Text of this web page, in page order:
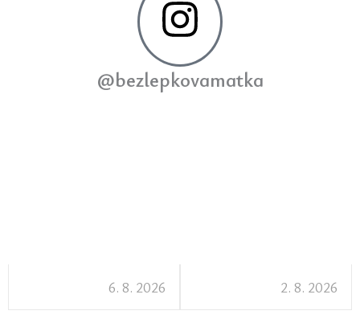
@bezlepkovamatka
6. 8. 2026 2. 8. 2026